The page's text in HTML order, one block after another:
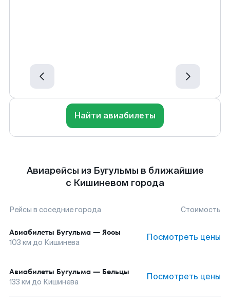
Найти авиабилеты
Авиарейсы из Бугульмы в ближайшие
с Кишиневом города
Рейсы в соседние города Стоимость
Авиабилеты Бугульма — Яссы
103 км до Кишинева Посмотреть цены
Авиабилеты Бугульма — Бельцы
133 км до Кишинева Посмотреть цены